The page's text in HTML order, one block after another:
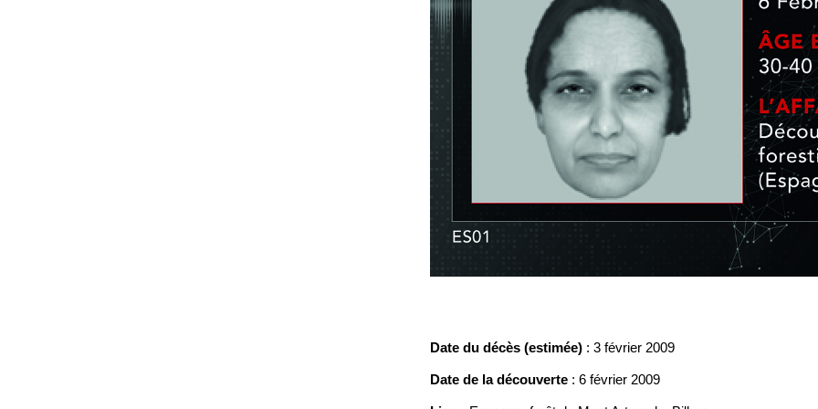
Date du décès (estimée) : 3 février 2009
Date de la découverte : 6 février 2009